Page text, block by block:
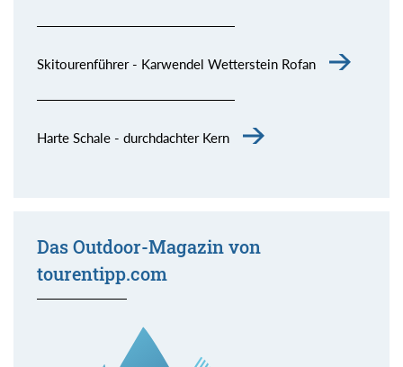
Skitourenführer - Karwendel Wetterstein Rofan
Harte Schale - durchdachter Kern
Das Outdoor-Magazin von
tourentipp.com